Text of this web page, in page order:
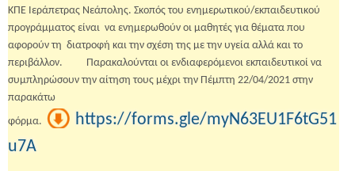
ΚΠΕ Ιεράπετρας Νεάπολης. Σκοπός του ενημερωτικού/εκπαιδευτικού
προγράμματος είναι να ενημερωθούν οι μαθητές για θέματα που
αφορούν τη διατροφή και την σχέση της με την υγεία αλλά και το
περιβάλλον.
Παρακαλούνται οι ενδιαφερόμενοι εκπαιδευτικοί να
συμπληρώσουν την αίτηση τους μέχρι την Πέμπτη 22/04/2021 στην
παρακάτω
φόρμα.
https://forms.gle/myN63EU1F6tG51
u7A